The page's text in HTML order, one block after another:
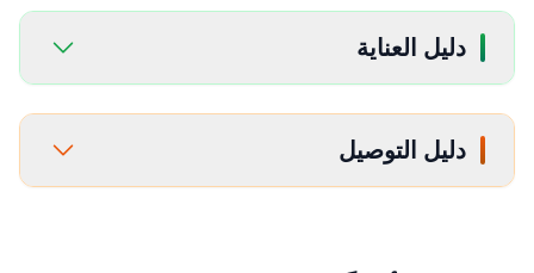
دليل العناية
دليل التوصيل